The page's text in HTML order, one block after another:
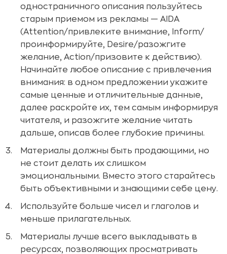
одностраничного описания пользуйтесь
старым приемом из рекламы — AIDA
(Attention/привлеките внимание, Inform/
проинформируйте, Desire/разожгите
желание, Action/призовите к действию).
Начинайте любое описание с привлечения
внимания: в одном предложении укажите
самые ценные и отличительные данные,
далее раскройте их, тем самым информируя
читателя, и разожгите желание читать
дальше, описав более глубокие причины.
Материалы должны быть продающими, но
не стоит делать их слишком
эмоциональными. Вместо этого старайтесь
быть объективными и знающими себе цену.
Используйте больше чисел и глаголов и
меньше прилагательных.
Материалы лучше всего выкладывать в
ресурсах, позволяющих просматривать